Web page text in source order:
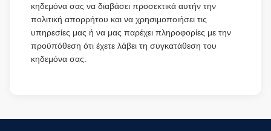
κηδεμόνα σας να διαβάσει προσεκτικά αυτήν την
πολιτική απορρήτου και να χρησιμοποιήσει τις
υπηρεσίες μας ή να μας παρέχει πληροφορίες με την
προϋπόθεση ότι έχετε λάβει τη συγκατάθεση του
κηδεμόνα σας.